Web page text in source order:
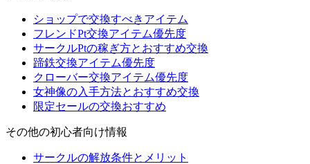
ショップで交換すべきアイテム
フレンドPt交換アイテム優先度
サークルPtの稼ぎ方とおすすめ交換
蹄鉄交換アイテム優先度
クローバー交換アイテム優先度
女神像の入手方法とおすすめ交換
限定セールの交換おすすめ
その他の初心者向け情報
サークルの解放条件とメリット